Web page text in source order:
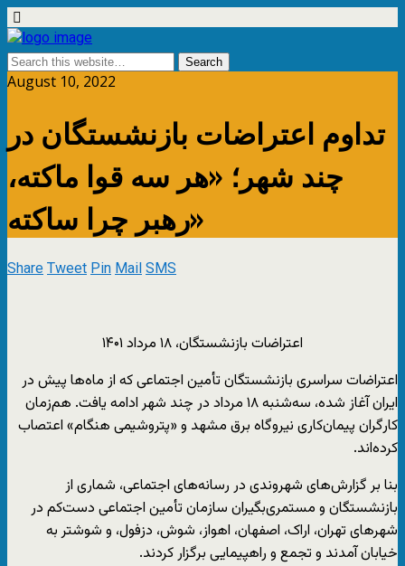
August 10, 2022
تداوم اعتراضات بازنشستگان در
چند شهر؛ «هر سه قوا ماکته،
رهبر چرا ساکته»
ShareTweetPinMailSMS
اعتراضات بازنشستگان، ۱۸ مرداد ۱۴۰۱
اعتراضات سراسری بازنشستگان تأمین اجتماعی که از ماه‌ها پیش در
ایران آغاز شده، سه‌شنبه ۱۸ مرداد در چند شهر ادامه یافت. هم‌زمان
کارگران پیمان‌کاری نیروگاه برق مشهد و «پتروشیمی هنگام» اعتصاب
کرده‌اند.
بنا بر گزارش‌های شهروندی در رسانه‌های اجتماعی، شماری از
بازنشستگان و مستمری‌بگیران سازمان تأمین اجتماعی دست‌کم در
شهرهای تهران، اراک، اصفهان، اهواز، شوش، دزفول، و شوشتر به
خیابان آمدند و تجمع و راهپیمایی برگزار کردند.